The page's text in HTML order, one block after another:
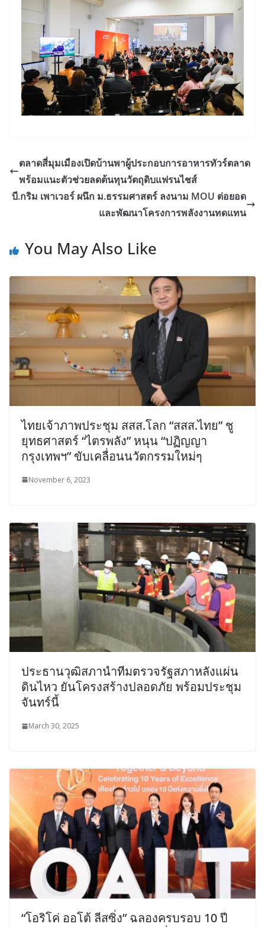
ตลาดสี่มุมเมืองเปิดบ้านพาผู้ประกอบการอาหารทัวร์ตลาด
พร้อมแนะตัวช่วยลดต้นทุนวัตถุดิบแฟรนไชส์
บี.กริม เพาเวอร์ ผนึก ม.ธรรมศาสตร์ ลงนาม MOU ต่อยอด
และพัฒนาโครงการพลังงานทดแทน
You May Also Like
ไทยเจ้าภาพประชุม สสส.โลก “สสส.ไทย” ชู
ยุทธศาสตร์ “ไตรพลัง” หนุน “ปฏิญญา
กรุงเทพฯ” ขับเคลื่อนนวัตกรรมใหม่ๆ
November 6, 2023
ประธานวุฒิสภานำทีมตรวจรัฐสภาหลังแผ่น
ดินไหว ยันโครงสร้างปลอดภัย พร้อมประชุม
จันทร์นี้
March 30, 2025
“โอริโค่ ออโต้ ลีสซิ่ง” ฉลองครบรอบ 10 ปี